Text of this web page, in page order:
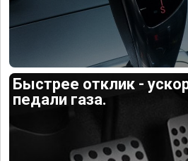
Быстрее отклик -
педали газа.